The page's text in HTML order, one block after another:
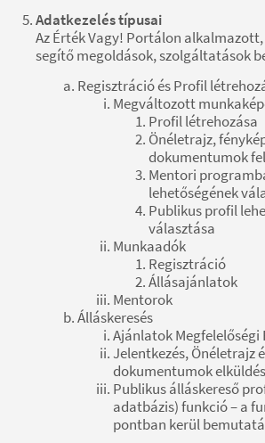
Adatkezelés típusai
Az Érték Vagy! Portálon
segítő megoldások, szolgáltatások
Regisztráció és Profil
Megváltozott
Profil létrehozása
Önéletrajz,
dokumentumok
Mentori
lehetőségének
Publikus profil
választása
Munkaadók
Regisztráció
Állásajánlatok
Mentorok
Álláskeresés
Ajánlatok
Jelentkezés, Önéletrajz
dokumentumok
Publikus álláskereső
adatbázis) funkció – a
pontban kerül